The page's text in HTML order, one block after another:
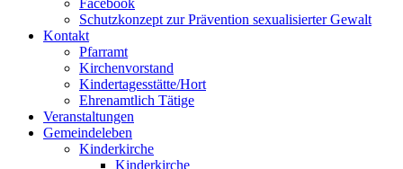
Schutzkonzept zur Prävention sexualisierter Gewalt
Kontakt
Pfarramt
Kirchenvorstand
Kindertagesstätte/Hort
Ehrenamtlich Tätige
Veranstaltungen
Gemeindeleben
Kinderkirche
Kinderkirche